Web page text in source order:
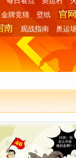
金牌竞猜 壁纸
观战指南 奥运